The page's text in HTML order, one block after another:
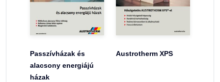
Passzívházak és
alacsony energiájú
házak
Austrotherm XPS